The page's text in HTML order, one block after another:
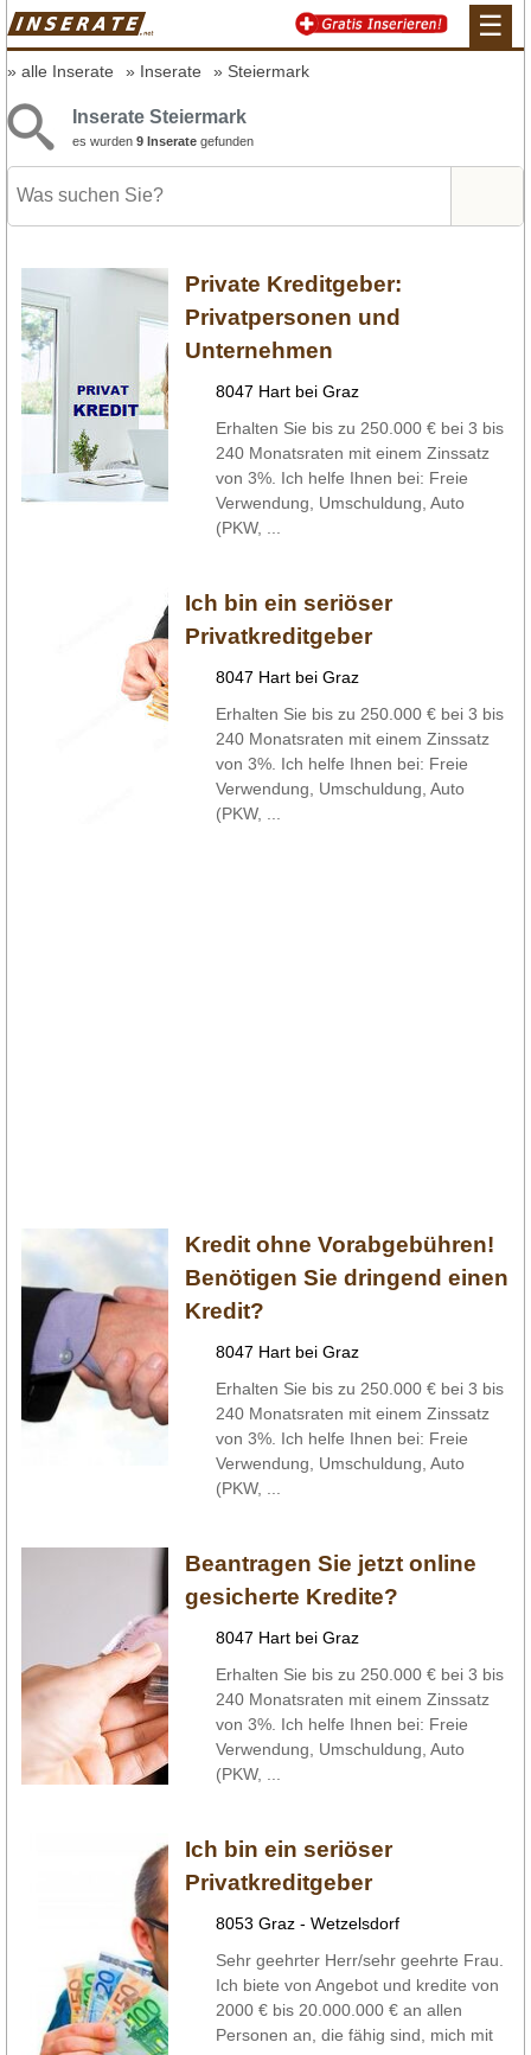
☰
alle Inserate Inserate Steiermark
Inserate Steiermark
es wurden 9 Inserate gefunden
Private Kreditgeber:
Privatpersonen und
Unternehmen
8047 Hart bei Graz
Erhalten Sie bis zu 250.000 € bei 3 bis
240 Monatsraten mit einem Zinssatz
von 3%. Ich helfe Ihnen bei: Freie
Verwendung, Umschuldung, Auto
(PKW, ...
Ich bin ein seriöser
Privatkreditgeber
8047 Hart bei Graz
Erhalten Sie bis zu 250.000 € bei 3 bis
240 Monatsraten mit einem Zinssatz
von 3%. Ich helfe Ihnen bei: Freie
Verwendung, Umschuldung, Auto
(PKW, ...
Kredit ohne Vorabgebühren!
Benötigen Sie dringend einen
Kredit?
8047 Hart bei Graz
Erhalten Sie bis zu 250.000 € bei 3 bis
240 Monatsraten mit einem Zinssatz
von 3%. Ich helfe Ihnen bei: Freie
Verwendung, Umschuldung, Auto
(PKW, ...
Beantragen Sie jetzt online
gesicherte Kredite?
8047 Hart bei Graz
Erhalten Sie bis zu 250.000 € bei 3 bis
240 Monatsraten mit einem Zinssatz
von 3%. Ich helfe Ihnen bei: Freie
Verwendung, Umschuldung, Auto
(PKW, ...
Ich bin ein seriöser
Privatkreditgeber
8053 Graz - Wetzelsdorf
Sehr geehrter Herr/sehr geehrte Frau.
Ich biete von Angebot und kredite von
2000 € bis 20.000.000 € an allen
Personen an, die fähig sind, mich mit